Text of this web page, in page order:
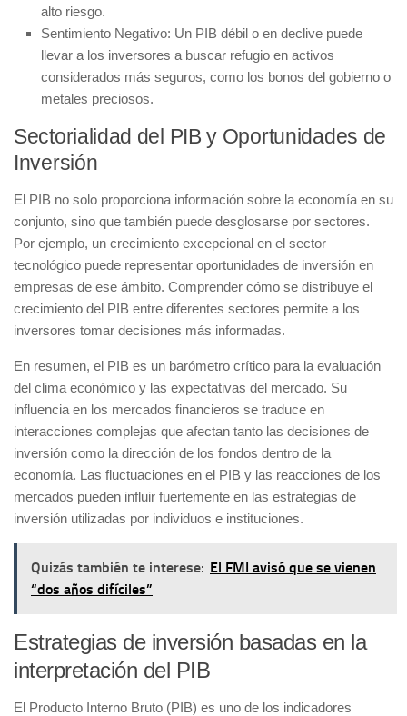
alto riesgo.
Sentimiento Negativo: Un PIB débil o en declive puede
llevar a los inversores a buscar refugio en activos
considerados más seguros, como los bonos del gobierno o
metales preciosos.
Sectorialidad del PIB y Oportunidades de
Inversión
El PIB no solo proporciona información sobre la economía en su
conjunto, sino que también puede desglosarse por sectores.
Por ejemplo, un crecimiento excepcional en el sector
tecnológico puede representar oportunidades de inversión en
empresas de ese ámbito. Comprender cómo se distribuye el
crecimiento del PIB entre diferentes sectores permite a los
inversores tomar decisiones más informadas.
En resumen, el PIB es un barómetro crítico para la evaluación
del clima económico y las expectativas del mercado. Su
influencia en los mercados financieros se traduce en
interacciones complejas que afectan tanto las decisiones de
inversión como la dirección de los fondos dentro de la
economía. Las fluctuaciones en el PIB y las reacciones de los
mercados pueden influir fuertemente en las estrategias de
inversión utilizadas por individuos e instituciones.
Quizás también te interese: El FMI avisó que se vienen
“dos años difíciles”
Estrategias de inversión basadas en la
interpretación del PIB
El Producto Interno Bruto (PIB) es uno de los indicadores